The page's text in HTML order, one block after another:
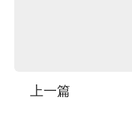
上一篇